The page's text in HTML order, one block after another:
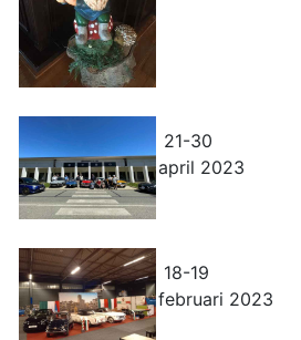
21-30
april 2023
18-19
februari 2023